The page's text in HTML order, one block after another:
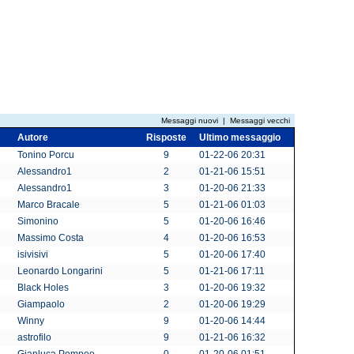
Messaggi nuovi | Messaggi vecchi
Autore Risposte
Ultimo messaggio
Tonino Porcu
9
01-22-06 20:31
Alessandro1
2
01-21-06 15:51
Alessandro1
3
01-20-06 21:33
Marco Bracale
5
01-21-06 01:03
Simonino
5
01-20-06 16:46
Massimo Costa
4
01-20-06 16:53
isivisivi
5
01-20-06 17:40
Leonardo Longarini
5
01-21-06 17:11
Black Holes
3
01-20-06 19:32
Giampaolo
2
01-20-06 19:29
Winny
9
01-20-06 14:44
astrofilo
9
01-21-06 16:32